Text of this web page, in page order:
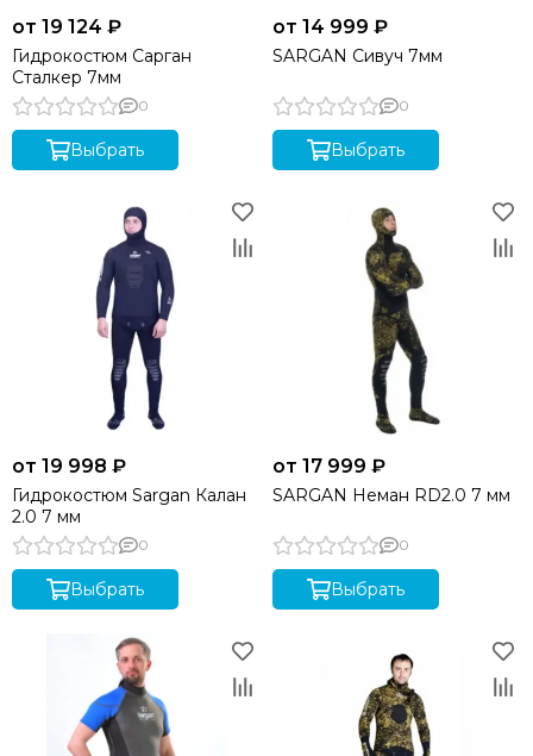
от 19 124 ₽
Гидрокостюм Сарган
Сталкер 7мм
0
Выбрать
от 14 999 ₽
SARGAN Сивуч 7мм
0
Выбрать
от 19 998 ₽
Гидрокостюм Sargan Калан
2.0 7 мм
0
Выбрать
от 17 999 ₽
SARGAN Неман RD2.0 7 мм
0
Выбрать